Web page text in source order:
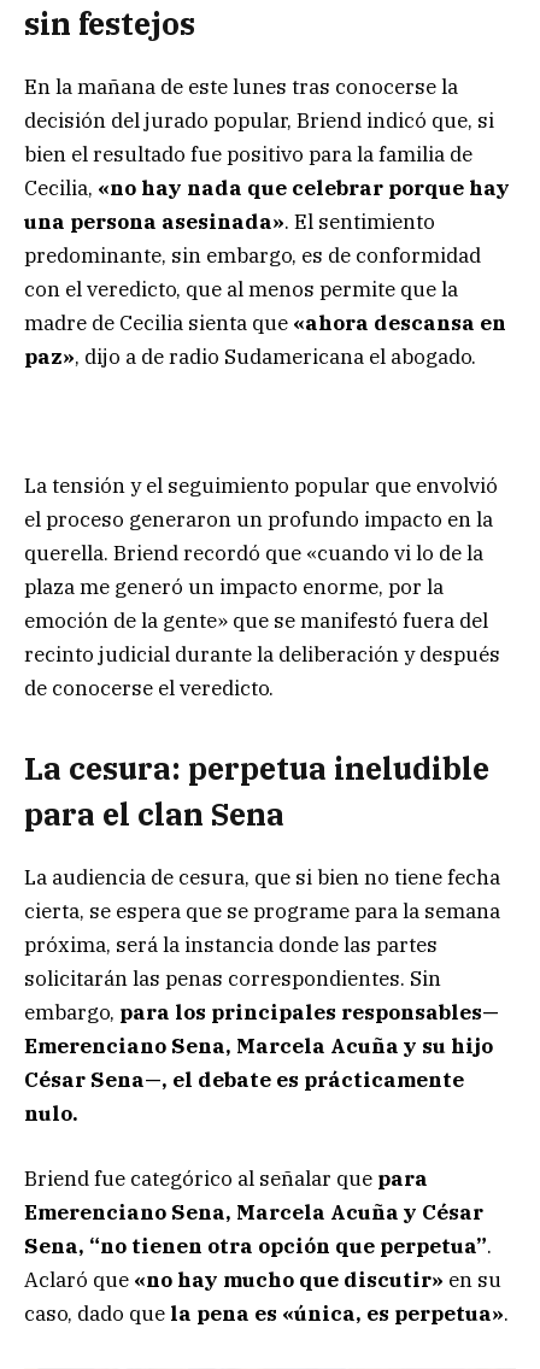
sin festejos
En la mañana de este lunes tras conocerse la
decisión del jurado popular, Briend indicó que, si
bien el resultado fue positivo para la familia de
Cecilia, «no hay nada que celebrar porque hay
una persona asesinada». El sentimiento
predominante, sin embargo, es de conformidad
con el veredicto, que al menos permite que la
madre de Cecilia sienta que «ahora descansa en
paz», dijo a de radio Sudamericana el abogado.
La tensión y el seguimiento popular que envolvió
el proceso generaron un profundo impacto en la
querella. Briend recordó que «cuando vi lo de la
plaza me generó un impacto enorme, por la
emoción de la gente» que se manifestó fuera del
recinto judicial durante la deliberación y después
de conocerse el veredicto.
La cesura: perpetua ineludible
para el clan Sena
La audiencia de cesura, que si bien no tiene fecha
cierta, se espera que se programe para la semana
próxima, será la instancia donde las partes
solicitarán las penas correspondientes. Sin
embargo, para los principales responsables—
Emerenciano Sena, Marcela Acuña y su hijo
César Sena—, el debate es prácticamente
nulo.
Briend fue categórico al señalar que para
Emerenciano Sena, Marcela Acuña y César
Sena, “no tienen otra opción que perpetua”.
Aclaró que «no hay mucho que discutir» en su
caso, dado que la pena es «única, es perpetua».